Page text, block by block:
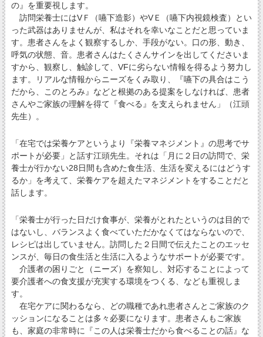
の』を重要視します。
訪問栄養士にはVＦ（嚥下造影）やVＥ（嚥下内視鏡検査）とい
った武器はありませんが、私はそれを幸いなことだと思っていま
す。患者さんをよく観察するしか、手段がない。口の形、動き、
呼気の状態、音。患者さんはたくさんサインを出してくださいま
すから、観察し、触診して、VFに劣らない情報を得るよう努力し
ます。リアルな情報からニーズをくみ取り、『嚥下の具合はこう
だから、このとろみ』などと根拠のある提案をしなければ、患者
さんやご家族の理解を得て『食べる』を支えられません」（江頭
先生）。
「在宅では栄養ケアというより『栄養マネジメント』の思考でサ
ポートが必要」と話す江頭先生。それは「月に２日の訪問で、栄
養士が行かない28日間も含めた食生活、生活を変えるにはどうす
るか」を考えて、栄養ケアを超えたマネジメントをすることだと
話します。
「栄養士が行った日だけ食事が、栄養がとれたというのは目的で
はないし、バランスよく食べていただかなくてはならないので、
レシピは出していません。訪問した２日間で伝えたことのエッセ
ンスが、毎日の食生活と生活に入るようなサポートが必要です。
介護者の困りごと（ニーズ）を察知し、対応することによって
要介護者への食支援が充実する環境をつくる、なども重視しま
す。
在宅ケアに関わるなら、どの職種であれ患者さんとご家族のク
ッションになることは多々必要になります。患者さんもご家族
も、家庭の非常時に『この人は栄養士だから食べることの話』な